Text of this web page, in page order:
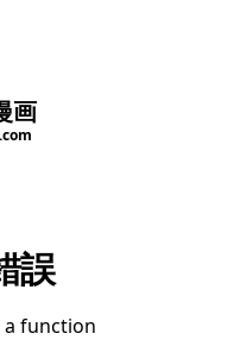
画
誤
a function